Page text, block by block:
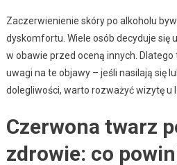
Zaczerwienienie skóry po alkoholu
dyskomfortu. Wiele osób decyduje się
w obawie przed oceną innych.
uwagi na te objawy – jeśli nasilają się
dolegliwości, warto rozważyć wizytę u
Czerwona twarz
zdrowie: co